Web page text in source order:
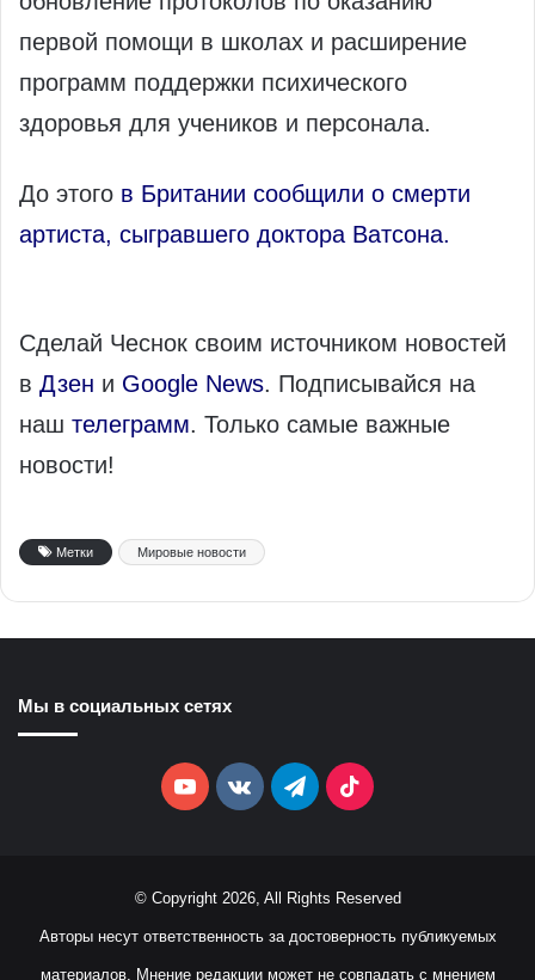
первой помощи в школах и расширение
программ поддержки психического
здоровья для учеников и персонала.
До этого в Британии сообщили о смерти
артиста, сыгравшего доктора Ватсона.
Сделай Чеснок своим источником новостей
в Дзен и Google News. Подписывайся на
наш телеграмм. Только самые важные
новости!
Метки Мировые новости
Мы в социальных сетях
YouTubevk.comTelegramTikTok
© Copyright 2026, All Rights Reserved
Авторы несут ответственность за достоверность публикуемых
материалов. Мнение редакции может не совпадать с мнением